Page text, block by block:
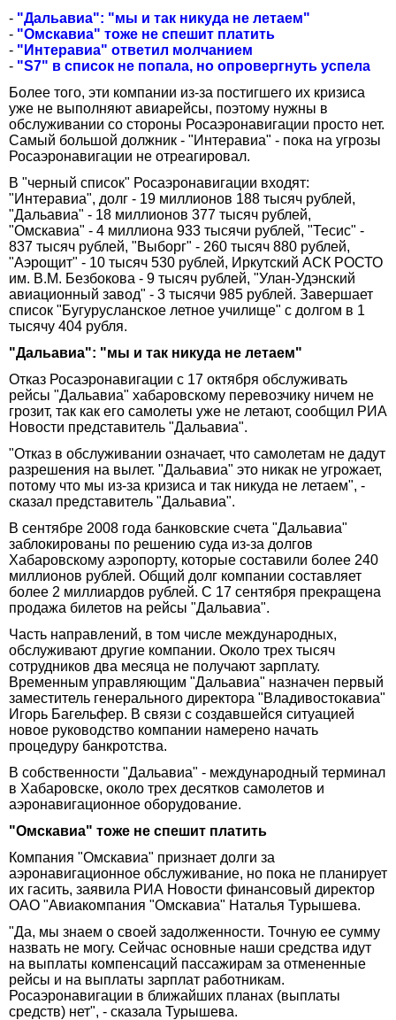
- "Дальавиа": "мы и так никуда не летаем"
- "Омскавиа" тоже не спешит платить
- "Интеравиа" ответил молчанием
- "S7" в список не попала, но опровергнуть успела
Более того, эти компании из-за постигшего их кризиса
уже не выполняют авиарейсы, поэтому нужны в
обслуживании со стороны Росаэронавигации просто нет.
Самый большой должник - "Интеравиа" - пока на угрозы
Росаэронавигации не отреагировал.
В "черный список" Росаэронавигации входят:
"Интеравиа", долг - 19 миллионов 188 тысяч рублей,
"Дальавиа" - 18 миллионов 377 тысяч рублей,
"Омскавиа" - 4 миллиона 933 тысячи рублей, "Тесис" -
837 тысяч рублей, "Выборг" - 260 тысяч 880 рублей,
"Аэрощит" - 10 тысяч 530 рублей, Иркутский АСК РОСТО
им. В.М. Безбокова - 9 тысяч рублей, "Улан-Удэнский
авиационный завод" - 3 тысячи 985 рублей. Завершает
список "Бугурусланское летное училище" с долгом в 1
тысячу 404 рубля.
"Дальавиа": "мы и так никуда не летаем"
Отказ Росаэронавигации с 17 октября обслуживать
рейсы "Дальавиа" хабаровскому перевозчику ничем не
грозит, так как его самолеты уже не летают, сообщил РИА
Новости представитель "Дальавиа".
"Отказ в обслуживании означает, что самолетам не дадут
разрешения на вылет. "Дальавиа" это никак не угрожает,
потому что мы из-за кризиса и так никуда не летаем", -
сказал представитель "Дальавиа".
В сентябре 2008 года банковские счета "Дальавиа"
заблокированы по решению суда из-за долгов
Хабаровскому аэропорту, которые составили более 240
миллионов рублей. Общий долг компании составляет
более 2 миллиардов рублей. С 17 сентября прекращена
продажа билетов на рейсы "Дальавиа".
Часть направлений, в том числе международных,
обслуживают другие компании. Около трех тысяч
сотрудников два месяца не получают зарплату.
Временным управляющим "Дальавиа" назначен первый
заместитель генерального директора "Владивостокавиа"
Игорь Багельфер. В связи с создавшейся ситуацией
новое руководство компании намерено начать
процедуру банкротства.
В собственности "Дальавиа" - международный терминал
в Хабаровске, около трех десятков самолетов и
аэронавигационное оборудование.
"Омскавиа" тоже не спешит платить
Компания "Омскавиа" признает долги за
аэронавигационное обслуживание, но пока не планирует
их гасить, заявила РИА Новости финансовый директор
ОАО "Авиакомпания "Омскавиа" Наталья Турышева.
"Да, мы знаем о своей задолженности. Точную ее сумму
назвать не могу. Сейчас основные наши средства идут
на выплаты компенсаций пассажирам за отмененные
рейсы и на выплаты зарплат работникам.
Росаэронавигации в ближайших планах (выплаты
средств) нет", - сказала Турышева.